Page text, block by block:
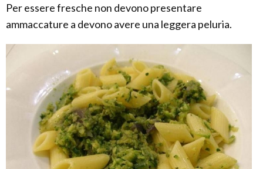
Per essere fresche non devono presentare
ammaccature a devono avere una leggera peluria.